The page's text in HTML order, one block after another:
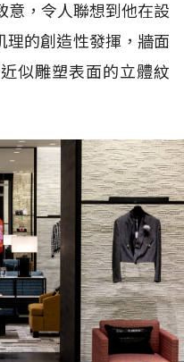
意，令人聯想到他在設
理的創造性發揮，牆面
似雕塑表面的立體紋